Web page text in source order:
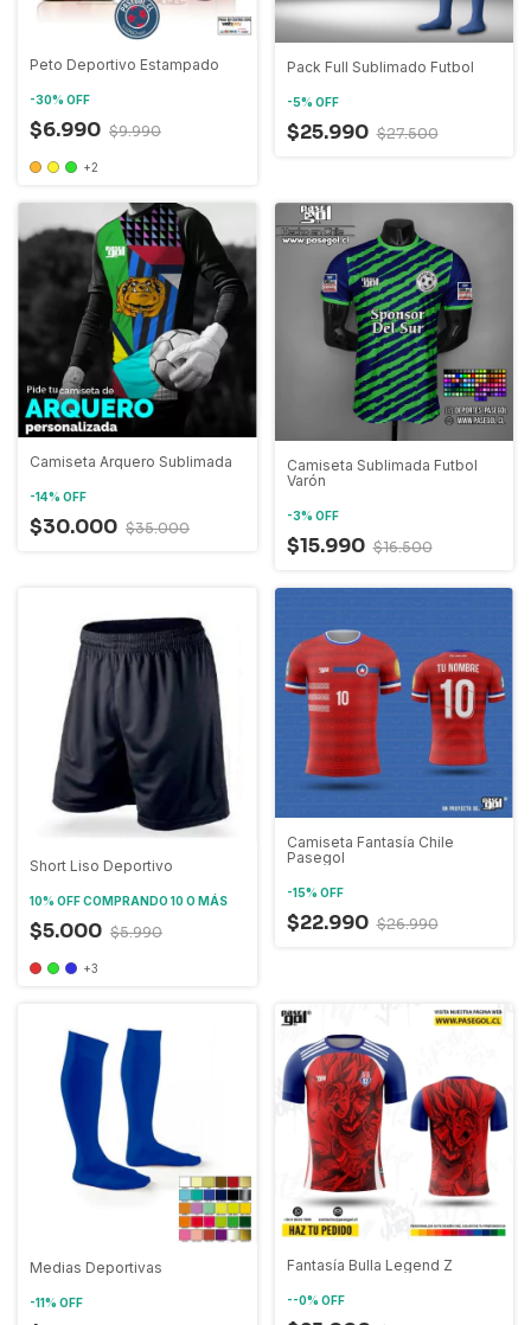
Peto Deportivo Estampado
-30% OFF
$6.990 $9.990
+2
Pack Full Sublimado Futbol
-5% OFF
$25.990 $27.500
Camiseta Arquero Sublimada
-14% OFF
$30.000 $35.000
Camiseta Sublimada Futbol
Varón
-3% OFF
$15.990 $16.500
Short Liso Deportivo
10% OFFCOMPRANDO 10 O MÁS
$5.000 $5.990
+3
Camiseta Fantasía Chile
Pasegol
-15% OFF
$22.990 $26.990
Medias Deportivas
-11% OFF
Fantasía Bulla Legend Z
--0% OFF